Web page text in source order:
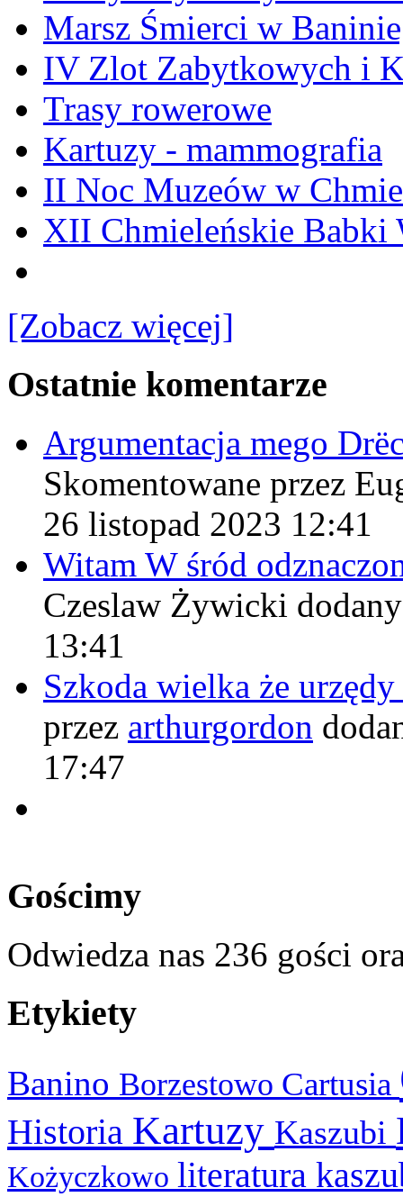
Marsz Śmierci w
IV Zlot Zabytkowych i
Trasy rowerowe
Kartuzy - mammografia
II Noc Muzeów w
XII Chmieleńskie Babki
[Zobacz więcej]
Ostatnie komentarze
Argumentacja mego
Skomentowane przez
26 listopad 2023 12:41
Witam W śród
Czeslaw Żywicki
13:41
Szkoda wielka że
przez arthurgordon
17:47
Gościmy
Odwiedza nas 236 gości
Etykiety
Banino Borzestowo Cartusia
Historia Kartuzy Kaszubi
Kożyczkowo literatura